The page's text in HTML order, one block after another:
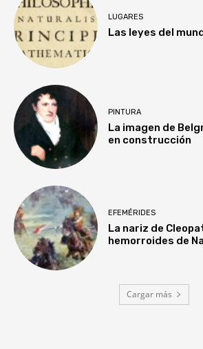
LUGARES
Las leyes del
PINTURA
La imagen de
en construcción
EFEMÉRIDES
La nariz de
hemorroides de
Cargar más